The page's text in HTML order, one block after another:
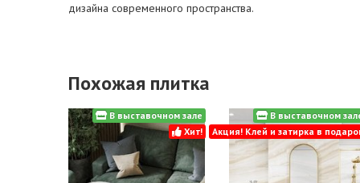
дизайна современного пространства.
Похожая плитка
В выставочном зале
Хит!
В выставочном
Акция! Клей и затирка в